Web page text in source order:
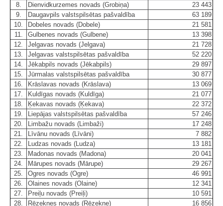
8.
Dienvidkurzemes novads (Grobiņa)
23 443
9.
Daugavpils valstspilsētas pašvaldība
63 189
10.
Dobeles novads (Dobele)
21 581
11.
Gulbenes novads (Gulbene)
13 398
12.
Jelgavas novads (Jelgava)
21 728
13.
Jelgavas valstspilsētas pašvaldība
52 220
14.
Jēkabpils novads (Jēkabpils)
29 897
15.
Jūrmalas valstspilsētas pašvaldība
30 877
16.
Krāslavas novads (Krāslava)
13 069
17.
Kuldīgas novads (Kuldīga)
21 077
18.
Ķekavas novads (Ķekava)
22 372
19.
Liepājas valstspilsētas pašvaldība
57 246
20.
Limbažu novads (Limbaži)
17 248
21.
Līvānu novads (Līvāni)
7 882
22.
Ludzas novads (Ludza)
13 181
23.
Madonas novads (Madona)
20 041
24.
Mārupes novads (Mārupe)
29 267
25.
Ogres novads (Ogre)
46 991
26.
Olaines novads (Olaine)
12 341
27.
Preiļu novads (Preiļi)
10 591
28.
Rēzeknes novads (Rēzekne)
16 856